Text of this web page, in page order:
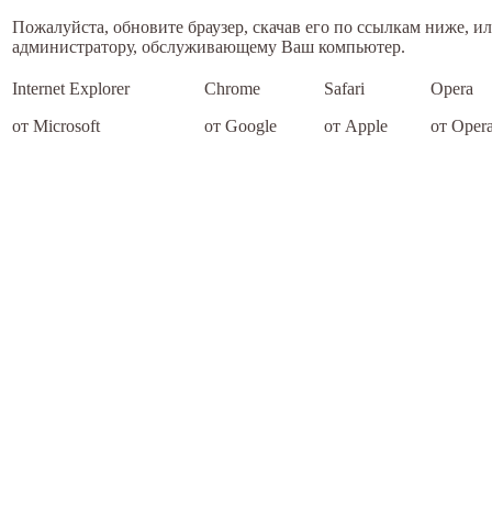
Пожалуйста, обновите браузер, скачав его по ссылкам ниже,
администратору, обслуживающему Ваш компьютер.
Internet Explorer
от Microsoft
Chrome
от Google
Safari
от Apple
Opera
от